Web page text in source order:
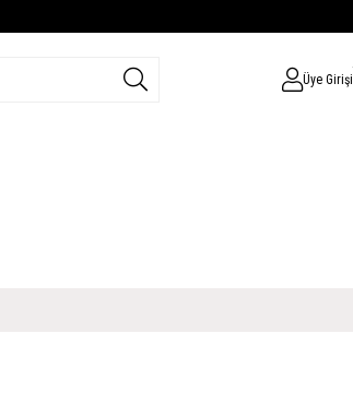
Üye Girişi